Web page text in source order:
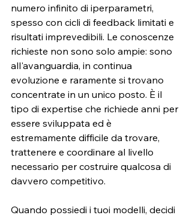
numero infinito di iperparametri,
spesso con cicli di feedback limitati e
risultati imprevedibili. Le conoscenze
richieste non sono solo ampie: sono
all'avanguardia, in continua
evoluzione e raramente si trovano
concentrate in un unico posto. È il
tipo di expertise che richiede anni per
essere sviluppata ed è
estremamente difficile da trovare,
trattenere e coordinare al livello
necessario per costruire qualcosa di
davvero competitivo.
Quando possiedi i tuoi modelli, decidi